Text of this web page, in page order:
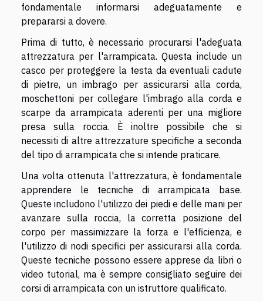
fondamentale informarsi adeguatamente e
prepararsi a dovere.
Prima di tutto, è necessario procurarsi l'adeguata
attrezzatura per l'arrampicata. Questa include un
casco per proteggere la testa da eventuali cadute
di pietre, un imbrago per assicurarsi alla corda,
moschettoni per collegare l'imbrago alla corda e
scarpe da arrampicata aderenti per una migliore
presa sulla roccia. È inoltre possibile che si
necessiti di altre attrezzature specifiche a seconda
del tipo di arrampicata che si intende praticare.
Una volta ottenuta l'attrezzatura, è fondamentale
apprendere le tecniche di arrampicata base.
Queste includono l'utilizzo dei piedi e delle mani per
avanzare sulla roccia, la corretta posizione del
corpo per massimizzare la forza e l'efficienza, e
l'utilizzo di nodi specifici per assicurarsi alla corda.
Queste tecniche possono essere apprese da libri o
video tutorial, ma è sempre consigliato seguire dei
corsi di arrampicata con un istruttore qualificato.